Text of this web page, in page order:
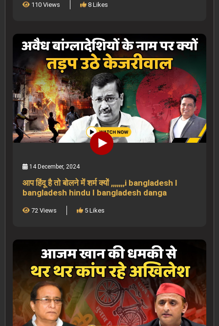
110 Views 8 Likes
14 December, 2024
आप हिंदू है तो बोलने में शर्म क्यों ,,,,,,,i bangladesh I
bangladesh hindu I bangladesh danga
72 Views 5 Likes